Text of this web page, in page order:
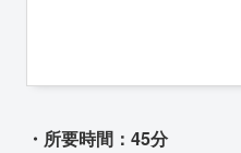
・所要時間：45分